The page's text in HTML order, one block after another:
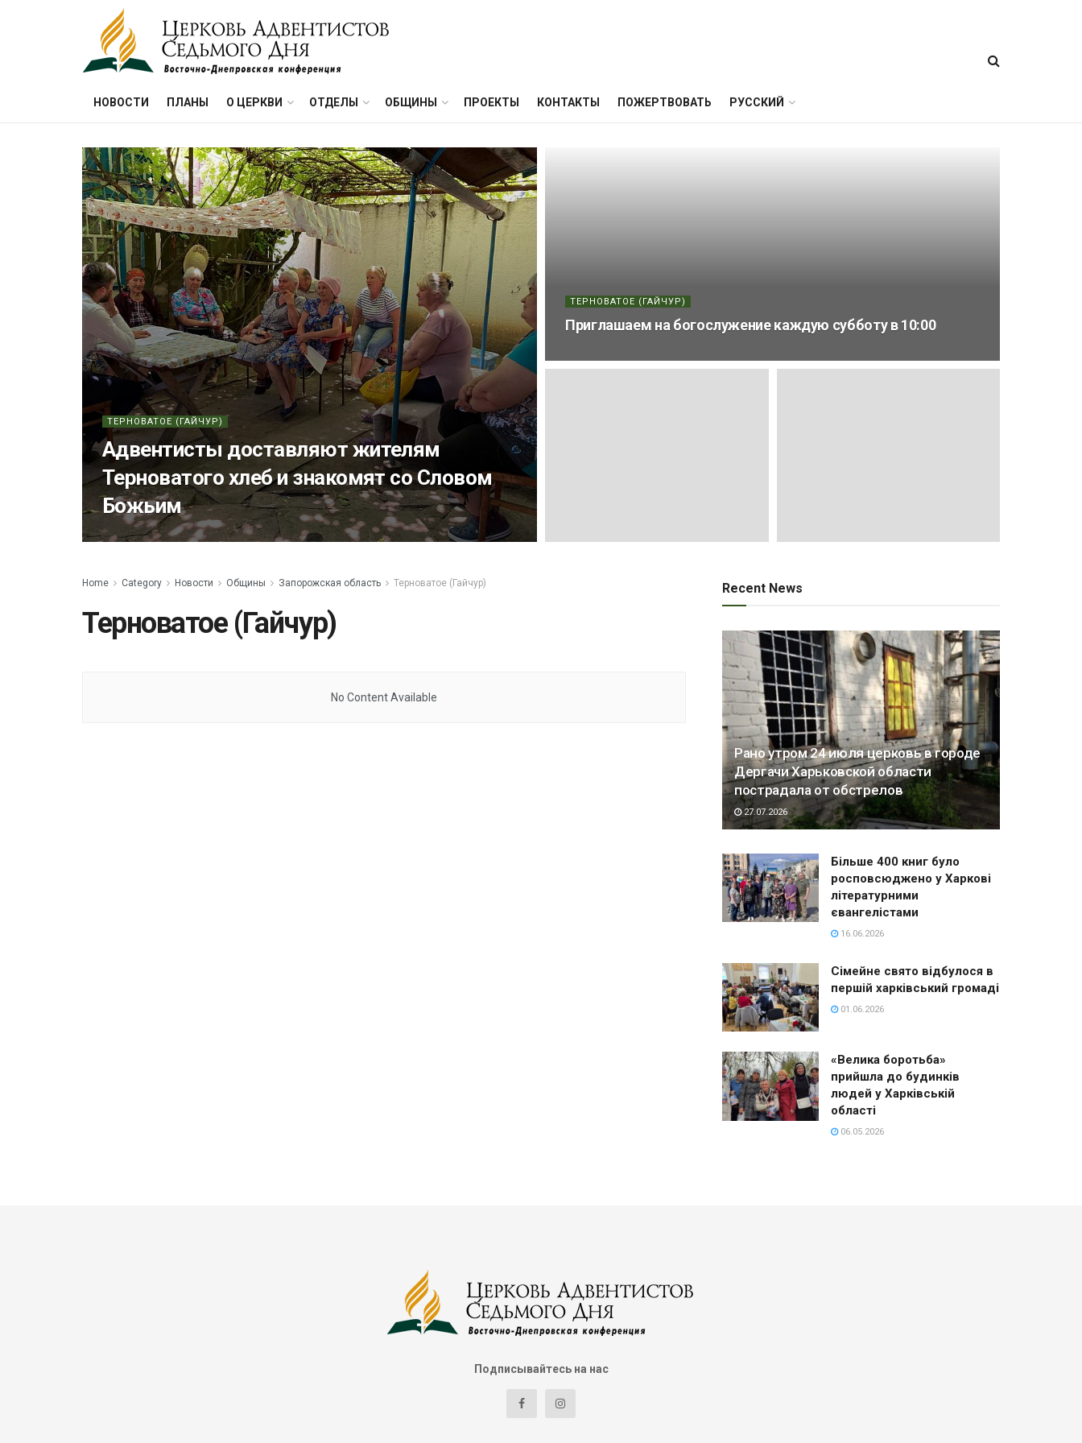
НОВОСТИ ПЛАНЫ О ЦЕРКВИ ОТДЕЛЫ ОБЩИНЫ ПРОЕКТЫ КОНТАКТЫ ПОЖЕРТВОВАТЬ РУССКИЙ
ТЕРНОВАТОЕ (ГАЙЧУР)
Адвентисты доставляют жителям
Терноватого хлеб и знакомят со Словом
Божьим
ТЕРНОВАТОЕ (ГАЙЧУР)
Приглашаем на богослужение каждую субботу в 10:00
Home Category Новости Общины Запорожская область Терноватое (Гайчур)
Терноватое (Гайчур)
No Content Available
Recent News
Рано утром 24 июля церковь в городе
Дергачи Харьковской области
пострадала от обстрелов
27.07.2026
Більше 400 книг було
росповсюджено у Харкові
літературними
євангелістами
16.06.2026
Сімейне свято відбулося в
першій харківський громаді
01.06.2026
«Велика боротьба»
прийшла до будинків
людей у Харківській
області
06.05.2026
Подписывайтесь на нас